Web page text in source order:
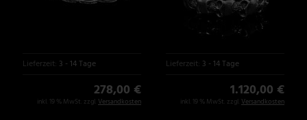
Lieferzeit: 3 - 14 Tage
278,00 €
inkl. 19 % MwSt. zzgl. Versandkosten
Lieferzeit: 3 - 14 Tage
1.120,00 €
inkl. 19 % MwSt. zzgl. Versandkosten